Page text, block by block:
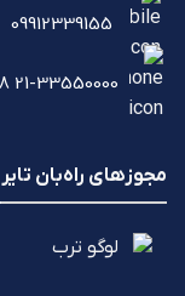
مجوزهای راه‌بان تایر